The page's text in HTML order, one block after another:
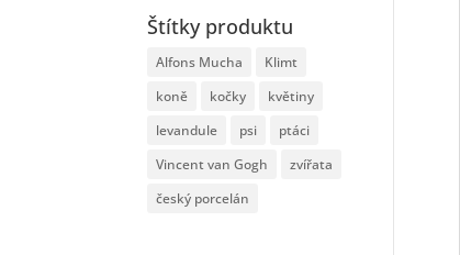
Štítky produktu
Alfons Mucha
Klimt
koně
kočky
květiny
levandule
psi
ptáci
Vincent van Gogh
zvířata
český porcelán